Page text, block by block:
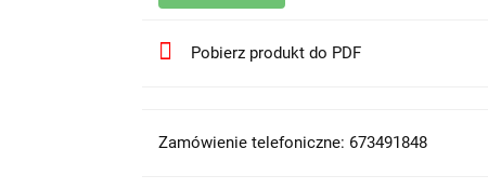
Pobierz produkt do PDF
Zamówienie telefoniczne: 673491848